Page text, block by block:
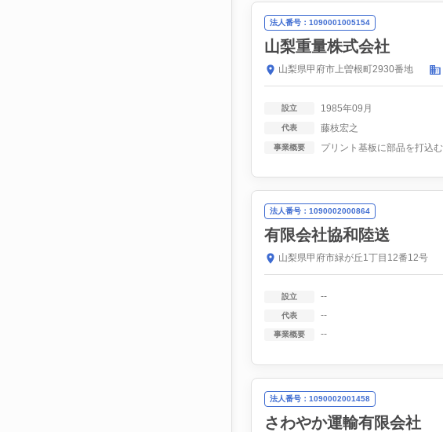
法人番号：1090001005154
山梨重量株式会社
山梨県甲府市上曽根町2930番地
設立 1985年09月
代表 藤枝宏之
事業概要
法人番号：1090002000864
有限会社協和陸送
山梨県甲府市緑が丘1丁目12番12号
設立 --
代表 --
事業概要 --
法人番号：1090002001458
さわやか運輸有限会社